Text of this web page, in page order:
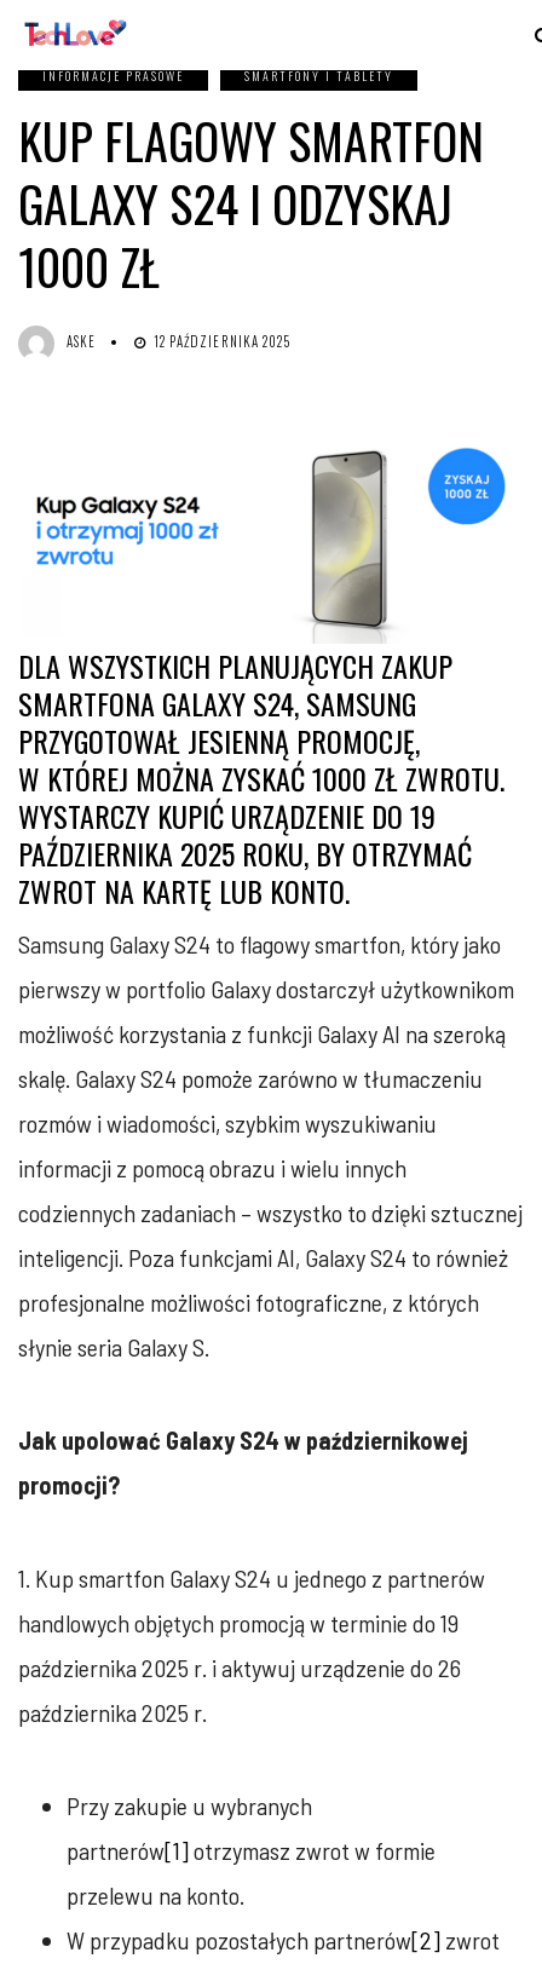
INFORMACJE PRASOWE SMARTFONY I TABLETY
KUP FLAGOWY SMARTFON
GALAXY S24 I ODZYSKAJ
1000 ZŁ
ASKE 12 PAŹDZIERNIKA 2025
DLA WSZYSTKICH PLANUJĄCYCH ZAKUP
SMARTFONA GALAXY S24, SAMSUNG
PRZYGOTOWAŁ JESIENNĄ PROMOCJĘ,
W KTÓREJ MOŻNA ZYSKAĆ 1000 ZŁ ZWROTU.
WYSTARCZY KUPIĆ URZĄDZENIE DO 19
PAŹDZIERNIKA 2025 ROKU, BY OTRZYMAĆ
ZWROT NA KARTĘ LUB KONTO.
Samsung Galaxy S24 to flagowy smartfon, który jako
pierwszy w portfolio Galaxy dostarczył użytkownikom
możliwość korzystania z funkcji Galaxy AI na szeroką
skalę. Galaxy S24 pomoże zarówno w tłumaczeniu
rozmów i wiadomości, szybkim wyszukiwaniu
informacji z pomocą obrazu i wielu innych
codziennych zadaniach – wszystko to dzięki sztucznej
inteligencji. Poza funkcjami AI, Galaxy S24 to również
profesjonalne możliwości fotograficzne, z których
słynie seria Galaxy S.
Jak upolować Galaxy S24 w październikowej
promocji?
1. Kup smartfon Galaxy S24 u jednego z partnerów
handlowych objętych promocją w terminie do 19
października 2025 r. i aktywuj urządzenie do 26
października 2025 r.
Przy zakupie u wybranych
partnerów[1]otrzymasz zwrot w formie
przelewu na konto.
W przypadku pozostałych partnerów[2] zwrot